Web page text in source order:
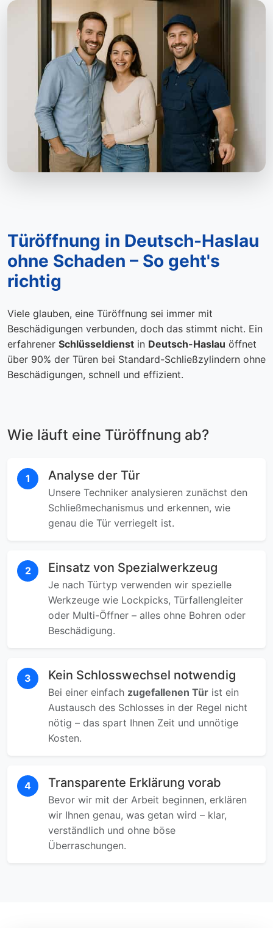
Türöffnung in Deutsch-Haslau
ohne Schaden – So geht's
richtig
Viele glauben, eine Türöffnung sei immer mit
Beschädigungen verbunden, doch das stimmt nicht. Ein
erfahrener Schlüsseldienst in Deutsch-Haslau öffnet
über 90% der Türen bei Standard-Schließzylindern ohne
Beschädigungen, schnell und effizient.
Wie läuft eine Türöffnung ab?
1 Analyse der Tür
Unsere Techniker analysieren zunächst den
Schließmechanismus und erkennen, wie
genau die Tür verriegelt ist.
2 Einsatz von Spezialwerkzeug
Je nach Türtyp verwenden wir spezielle
Werkzeuge wie Lockpicks, Türfallengleiter
oder Multi-Öffner – alles ohne Bohren oder
Beschädigung.
3 Kein Schlosswechsel notwendig
Bei einer einfach zugefallenen Tür ist ein
Austausch des Schlosses in der Regel nicht
nötig – das spart Ihnen Zeit und unnötige
Kosten.
4 Transparente Erklärung vorab
Bevor wir mit der Arbeit beginnen, erklären
wir Ihnen genau, was getan wird – klar,
verständlich und ohne böse
Überraschungen.